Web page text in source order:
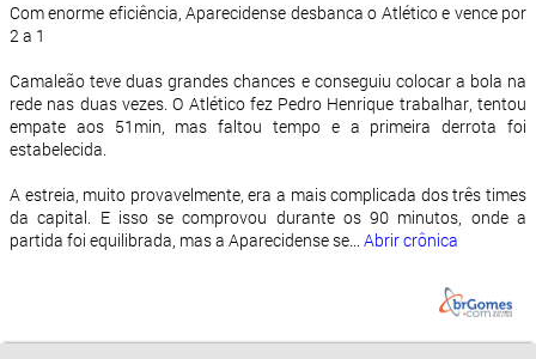
Com enorme eficiência, Aparecidense desbanca o Atlético e vence por
2 a 1
Camaleão teve duas grandes chances e conseguiu colocar a bola na
rede nas duas vezes. O Atlético fez Pedro Henrique trabalhar, tentou
empate aos 51min, mas faltou tempo e a primeira derrota foi
estabelecida.
A estreia, muito provavelmente, era a mais complicada dos três times
da capital. E isso se comprovou durante os 90 minutos, onde a
partida foi equilibrada, mas a Aparecidense se... Abrir crônica